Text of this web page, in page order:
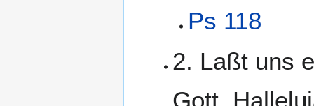
Ps 118
2. Laßt uns
Gott.